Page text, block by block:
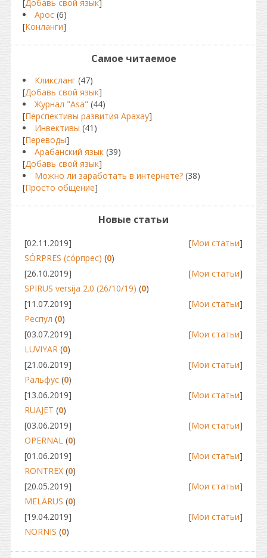
[Добавь свой язык]
Арос (6)
[Конланги]
Самое читаемое
Кликсланг (47)
[Добавь свой язык]
Журнал "Asa" (44)
[Перспективы развития Арахау]
Инвективы (41)
[Переводы]
Арабанский язык (39)
[Добавь свой язык]
Можно ли заработать в интернете? (38)
[Просто общение]
Новые статьи
[02.11.2019] [Мои статьи]
SÓRPRES (сóрпрес) (0)
[26.10.2019]
[Мои статьи]
SPIRUS versija 2.0 (26/10/19) (0)
[11.07.2019]
[Мои статьи]
Респул (0)
[03.07.2019]
[Мои статьи]
LUVIYAR (0)
[21.06.2019]
[Мои статьи]
Ральфус (0)
[13.06.2019]
[Мои статьи]
RUAJET (0)
[03.06.2019]
[Мои статьи]
OPERNAL (0)
[01.06.2019]
[Мои статьи]
RONTREX (0)
[20.05.2019]
[Мои статьи]
MELARUS (0)
[19.04.2019]
[Мои статьи]
NORNIS (0)